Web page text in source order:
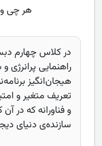
راهنمایی پرانرژی
هیجان‌انگیز
تعریف متغیر و
و فناورانه که در
سازنده‌ی دنیای